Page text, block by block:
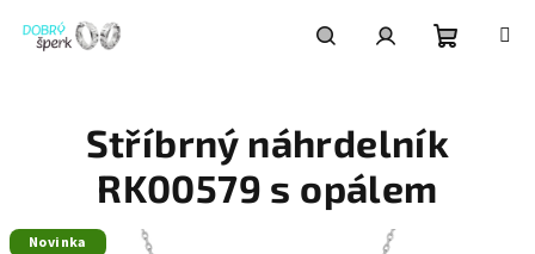
obsah
košík
Stříbrný náhrdelník
RK00579 s opálem
Novinka